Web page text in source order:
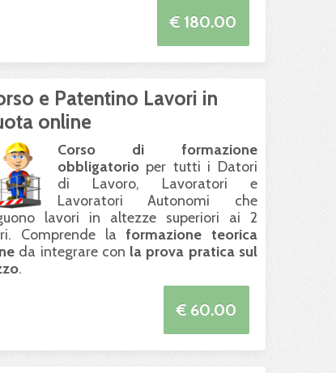
€ 180.00
e Patentino Lavori in
online
Corso di formazione
obbligatorioper tutti i Datori
di Lavoro, Lavoratori e
Lavoratori Autonomi che
lavori in altezze superiori ai 2
Comprende laformazione teorica
da integrare con la prova pratica sul
.
€ 60.00